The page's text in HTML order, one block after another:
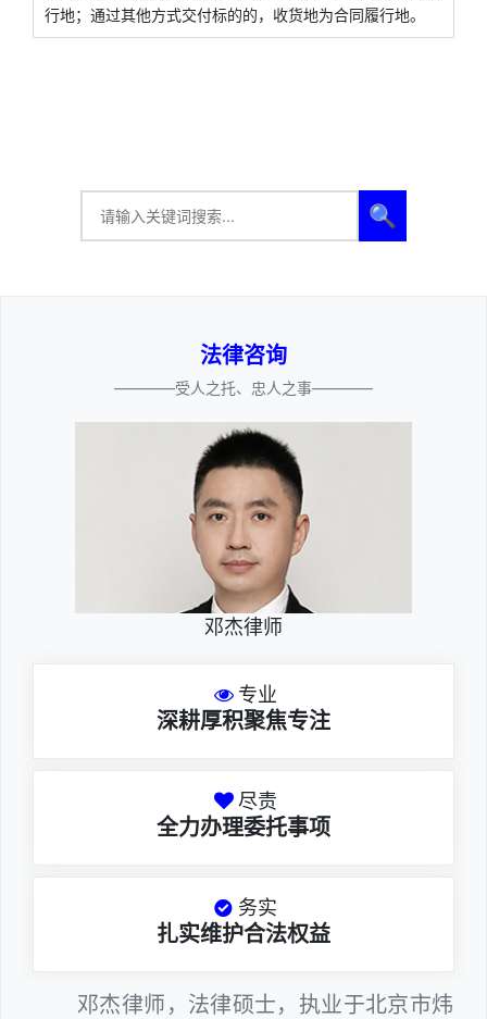
行地；通过其他方式交付标的的，收货地为合同履行地。
🔍
法律咨询
————受人之托、忠人之事————
邓杰律师
专业
深耕厚积聚焦专注
尽责
全力办理委托事项
务实
扎实维护合法权益
邓杰律师，法律硕士，执业于北京市炜